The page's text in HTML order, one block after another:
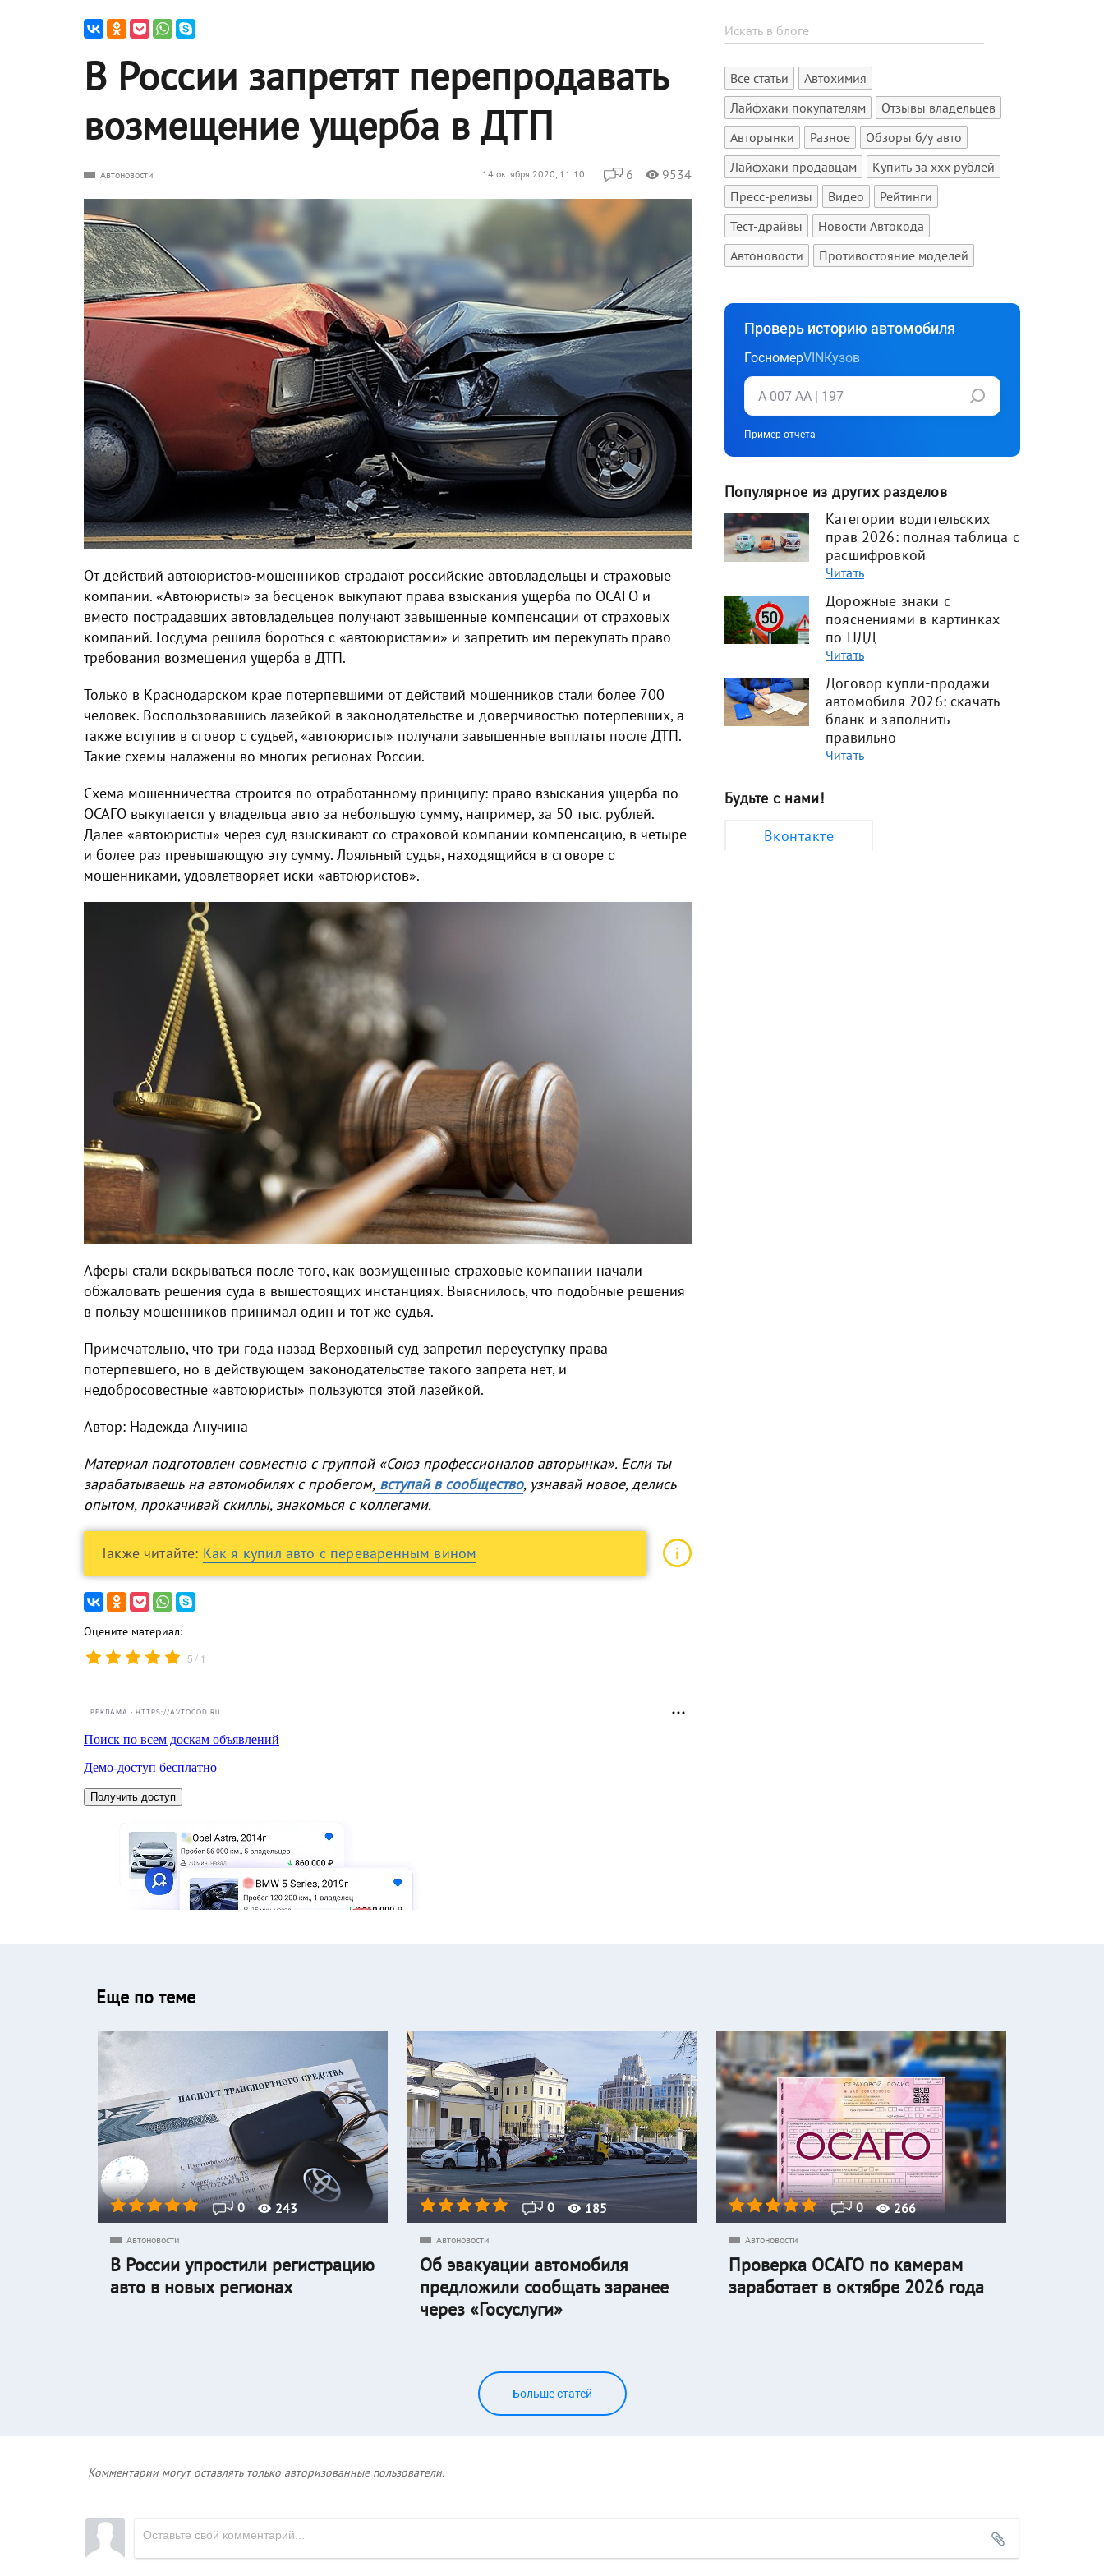
В России запретят перепродавать
возмещение ущерба в ДТП
Автоновости 14 октября 2020, 11:10 6 9534
От действий автоюристов-мошенников страдают российские автовладельцы и страховые
компании. «Автоюристы» за бесценок выкупают права взыскания ущерба по ОСАГО и
вместо пострадавших автовладельцев получают завышенные компенсации от страховых
компаний. Госдума решила бороться с «автоюристами» и запретить им перекупать право
требования возмещения ущерба в ДТП.
Только в Краснодарском крае потерпевшими от действий мошенников стали более 700
человек. Воспользовавшись лазейкой в законодательстве и доверчивостью потерпевших, а
также вступив в сговор с судьей, «автоюристы» получали завышенные выплаты после ДТП.
Такие схемы налажены во многих регионах России.
Схема мошенничества строится по отработанному принципу: право взыскания ущерба по
ОСАГО выкупается у владельца авто за небольшую сумму, например, за 50 тыс. рублей.
Далее «автоюристы» через суд взыскивают со страховой компании компенсацию, в четыре
и более раз превышающую эту сумму. Лояльный судья, находящийся в сговоре с
мошенниками, удовлетворяет иски «автоюристов».
Аферы стали вскрываться после того, как возмущенные страховые компании начали
обжаловать решения суда в вышестоящих инстанциях. Выяснилось, что подобные решения
в пользу мошенников принимал один и тот же судья.
Примечательно, что три года назад Верховный суд запретил переуступку права
потерпевшего, но в действующем законодательстве такого запрета нет, и
недобросовестные «автоюристы» пользуются этой лазейкой.
Автор: Надежда Анучина
Материал подготовлен совместно с группой «Союз профессионалов авторынка». Если ты
зарабатываешь на автомобилях с пробегом, вступай в сообщество, узнавай новое, делись
опытом, прокачивай скиллы, знакомься с коллегами.
Также читайте: Как я купил авто с переваренным вином
Оцените материал:
5 / 1
РЕКЛАМА • HTTPS://AVTOCOD.RU
Все статьи
Автохимия
Лайфхаки покупателям
Отзывы владельцев
Авторынки
Разное
Обзоры б/у авто
Лайфхаки продавцам
Купить за xxx рублей
Пресс-релизы
Видео
Рейтинги
Тест-драйвы
Новости Автокода
Автоновости
Противостояние моделей
Проверь историю автомобиля
ГосномерVINКузов
Пример отчета
Популярное из других разделов
Категории водительских
прав 2026: полная таблица с
расшифровкой
Читать
Дорожные знаки с
пояснениями в картинках
по ПДД
Читать
Договор купли-продажи
автомобиля 2026: скачать
бланк и заполнить
правильно
Читать
Будьте с нами!
Вконтакте
Еще по теме
0 243
Автоновости
В России упростили регистрацию
авто в новых регионах
0 185
Автоновости
Об эвакуации автомобиля
предложили сообщать заранее
через «Госуслуги»
0 266
Автоновости
Проверка ОСАГО по камерам
заработает в октябре 2026 года
Больше статей
Комментарии могут оставлять только авторизованные пользователи.